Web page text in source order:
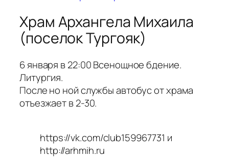
Храм Архангела Михаила
(поселок Тургояк)
6 января в 22:00 Всенощное бдение.
Литургия.
После но ной службы автобус от храма
отъезжает в 2-30.
https://vk.com/club159967731 и
http://arhmih.ru